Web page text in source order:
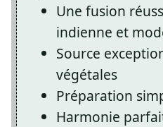
Une fusion
indienne et
Source
végétales
Préparation
Harmonie